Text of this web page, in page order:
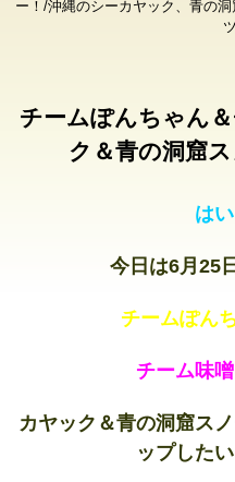
ー！/沖縄のシーカヤック、青の
チームぽんちゃん
ク＆青の洞窟
は
今日は6月25
チームぽん
チーム味
カヤック＆青の洞窟ス
ップした